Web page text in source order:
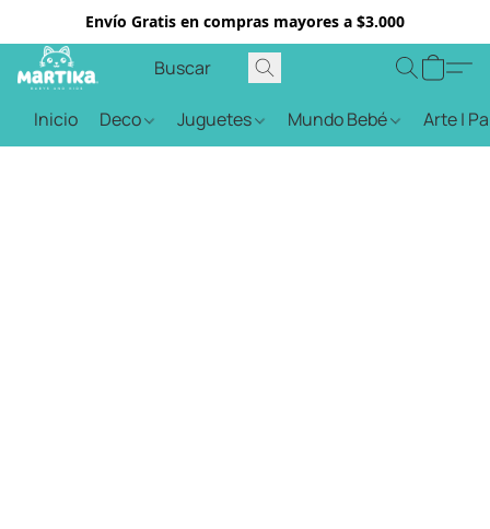
Envío Gratis en compras mayores a $3.000
Inicio Deco Juguetes Mundo Bebé Arte |